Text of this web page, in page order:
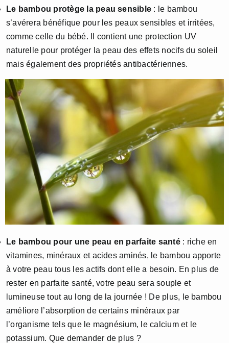
Le bambou protège la peau sensible : le bambou
s’avérera bénéfique pour les peaux sensibles et irritées,
comme celle du bébé. Il contient une protection UV
naturelle pour protéger la peau des effets nocifs du soleil
mais également des propriétés antibactériennes.
Le bambou pour une peau en parfaite santé: riche en
vitamines, minéraux et acides aminés, le bambou apporte
à votre peau tous les actifs dont elle a besoin. En plus de
rester en parfaite santé, votre peau sera souple et
lumineuse tout au long de la journée ! De plus, le bambou
améliore l’absorption de certains minéraux par
l’organisme tels que le magnésium, le calcium et le
potassium. Que demander de plus ?